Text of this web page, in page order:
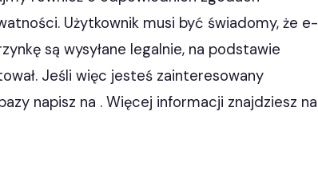
Użytkownik musi być świadomy, że e-
są wysyłane legalnie, na podstawie
Jeśli więc jesteś zainteresowany
napisz na . Więcej informacji znajdziesz na